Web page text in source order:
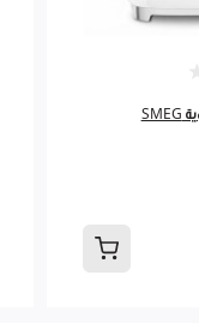
ماكينة إسبريسو يدوية SMEG